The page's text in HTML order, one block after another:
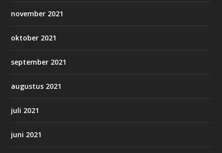
november 2021
oktober 2021
september 2021
augustus 2021
juli 2021
juni 2021